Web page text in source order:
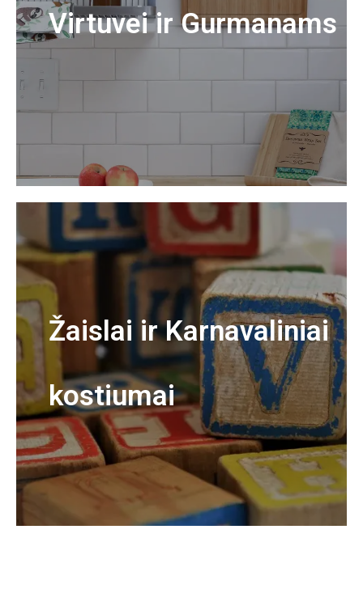
Virtuvei ir Gurmanams
Žaislai ir Karnavaliniai
kostiumai